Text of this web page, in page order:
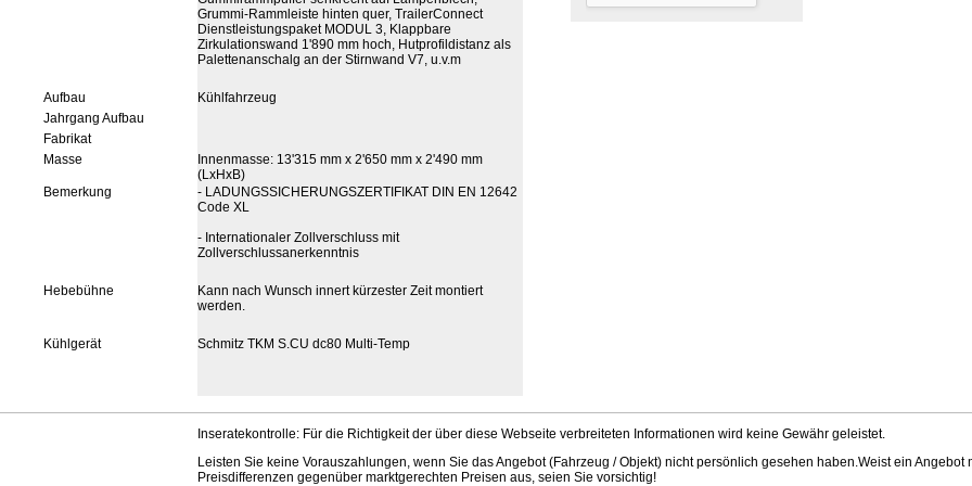
Grummi-Rammleiste hinten quer, TrailerConnect
Dienstleistungspaket MODUL 3, Klappbare
Zirkulationswand 1'890 mm hoch, Hutprofildistanz als
Palettenanschalg an der Stirnwand V7, u.v.m
Aufbau
Kühlfahrzeug
Jahrgang Aufbau
Fabrikat
Masse
Innenmasse: 13'315 mm x 2'650 mm x 2'490 mm
(LxHxB)
Bemerkung
- LADUNGSSICHERUNGSZERTIFIKAT DIN EN 12642
Code XL
- Internationaler Zollverschluss mit
Zollverschlussanerkenntnis
Hebebühne
Kann nach Wunsch innert kürzester Zeit montiert
werden.
Kühlgerät Schmitz TKM S.CU dc80 Multi-Temp
Inseratekontrolle: Für die Richtigkeit der über diese Webseite verbreiteten Informationen wird keine Gewähr geleistet.
Leisten Sie keine Vorauszahlungen, wenn Sie das Angebot (Fahrzeug / Objekt) nicht persönlich gesehen haben.Weist ein Angebot
Preisdifferenzen gegenüber marktgerechten Preisen aus, seien Sie vorsichtig!